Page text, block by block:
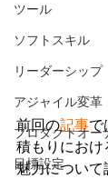
ツール
ソフトスキル
リーダーシップ
アジャイル変革
プロダクトオー
目標設定
前回の記事で
積もりにお
魅力について